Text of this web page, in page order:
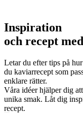
Inspiration
och recept
Letar du efter tips på
du kaviarrecept som
enklare rätter.
Våra idéer hjälper dig
unika smak. Låt dig
recept.